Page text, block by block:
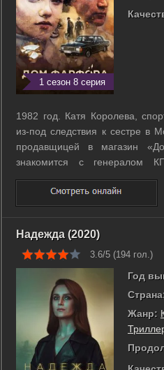
1 сезон 8 серия
1982 год. Катя Королева,
из-под следствия к сестре в
продавщицей в магазин
знакомится с
сотрудничает ее сестра.
начинается настоящее
структурами - МВД и КГБ. Катя
Надежда (2020)
3.6/5 (194 гол.)
Год
Жанр: